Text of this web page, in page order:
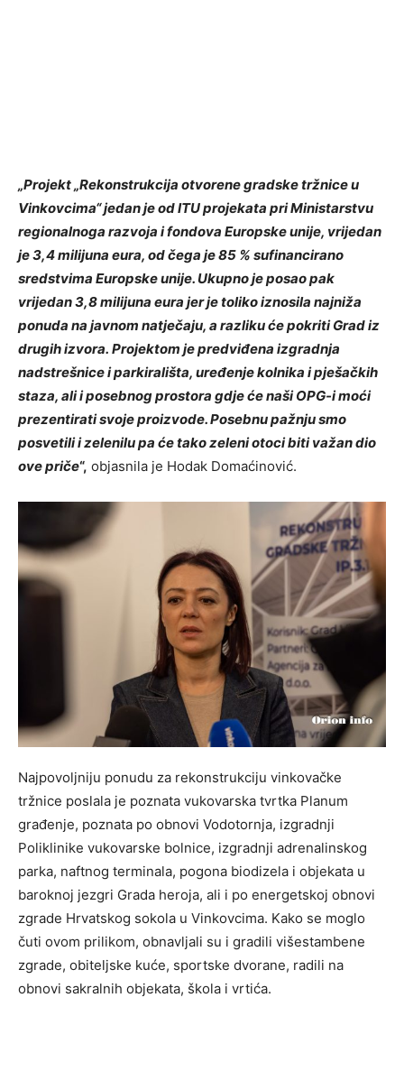
„Projekt „Rekonstrukcija otvorene gradske tržnice u
Vinkovcima“ jedan je od ITU projekata pri Ministarstvu
regionalnoga razvoja i fondova Europske unije, vrijedan
je 3,4 milijuna eura, od čega je 85 % sufinancirano
sredstvima Europske unije. Ukupno je posao pak
vrijedan 3,8 milijuna eura jer je toliko iznosila najniža
ponuda na javnom natječaju, a razliku će pokriti Grad iz
drugih izvora. Projektom je predviđena izgradnja
nadstrešnice i parkirališta, uređenje kolnika i pješačkih
staza, ali i posebnog prostora gdje će naši OPG-i moći
prezentirati svoje proizvode. Posebnu pažnju smo
posvetili i zelenilu pa će tako zeleni otoci biti važan dio
ove priče“, objasnila je Hodak Domaćinović.
Najpovoljniju ponudu za rekonstrukciju vinkovačke
tržnice poslala je poznata vukovarska tvrtka Planum
građenje, poznata po obnovi Vodotornja, izgradnji
Poliklinike vukovarske bolnice, izgradnji adrenalinskog
parka, naftnog terminala, pogona biodizela i objekata u
baroknoj jezgri Grada heroja, ali i po energetskoj obnovi
zgrade Hrvatskog sokola u Vinkovcima. Kako se moglo
čuti ovom prilikom, obnavljali su i gradili višestambene
zgrade, obiteljske kuće, sportske dvorane, radili na
obnovi sakralnih objekata, škola i vrtića.